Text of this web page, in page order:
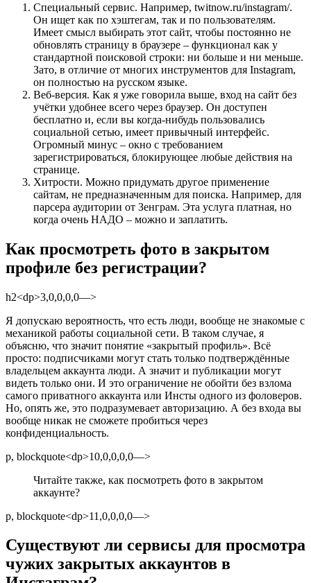
Специальный сервис. Например, twitnow.ru/instagram/.
Он ищет как по хэштегам, так и по пользователям.
Имеет смысл выбирать этот сайт, чтобы постоянно не
обновлять страницу в браузере – функционал как у
стандартной поисковой строки: ни больше и ни меньше.
Зато, в отличие от многих инструментов для Instagram,
он полностью на русском языке.
Веб-версия. Как я уже говорила выше, вход на сайт без
учётки удобнее всего через браузер. Он доступен
бесплатно и, если вы когда-нибудь пользовались
социальной сетью, имеет привычный интерфейс.
Огромный минус – окно с требованием
зарегистрироваться, блокирующее любые действия на
странице.
Хитрости. Можно придумать другое применение
сайтам, не предназначенным для поиска. Например, для
парсера аудитории от Зенграм. Эта услуга платная, но
когда очень НАДО – можно и заплатить.
Как просмотреть фото в закрытом
профиле без регистрации?
h2<dp>3,0,0,0,0—>
Я допускаю вероятность, что есть люди, вообще не знакомые с
механикой работы социальной сети. В таком случае, я
объясню, что значит понятие «закрытый профиль». Всё
просто: подписчиками могут стать только подтверждённые
владельцем аккаунта люди. А значит и публикации могут
видеть только они. И это ограничение не обойти без взлома
самого приватного аккаунта или Инсты одного из фоловеров.
Но, опять же, это подразумевает авторизацию. А без входа вы
вообще никак не сможете пробиться через
конфиденциальность.
p, blockquote<dp>10,0,0,0,0—>
Читайте также, как посмотреть фото в закрытом
аккаунте?
p, blockquote<dp>11,0,0,0,0—>
Существуют ли сервисы для просмотра
чужих закрытых аккаунтов в